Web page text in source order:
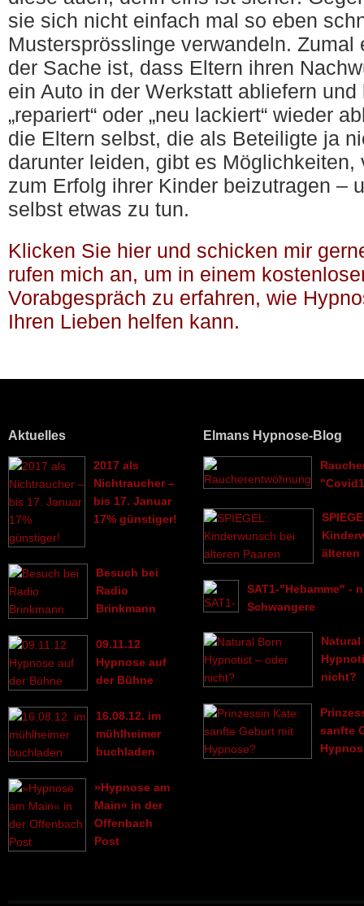
sie sich nicht einfach mal so eben
Mustersprösslinge verwandeln. Zumal
der Sache ist, dass Eltern ihren
ein Auto in der Werkstatt abliefern und
„repariert“ oder „neu lackiert“ wieder
die Eltern selbst, die als Beteiligte ja
darunter leiden, gibt es Möglichkeiten,
zum Erfolg ihrer Kinder beizutragen –
selbst etwas zu tun.
Klicken Sie hier und schicken mir
rufen mich an, um in einem
Vorabgespräch zu erfahren, wie
Ihren Lieben helfen kann.
Aktuelles
2017 als
Nichtraucher –
bis 17. Januar
17% günstiger!
Besuch bei
Radio
Brinkmann
09.11.12
Hypnose auf
der Bühne
16.08.12. im
mühlheimer
buchladen
»Hypnose am
Main« in der
Offenbach
Post
Elmans Hypnose-Blog
älteren
SAT1-"Hebamme" -
Schwangere
Natural
nicht?
sanfte